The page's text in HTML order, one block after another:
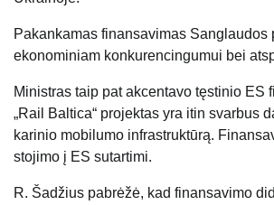
Pakankamas finansavimas
ekonominiam konkurencingumui bei
Ministras taip pat akcentavo tęstinio ES
„Rail Baltica“ projektas yra itin svarbus
karinio mobilumo infrastruktūrą.
stojimo į ES sutartimi.
R. Šadžius pabrėžė, kad finansavimo